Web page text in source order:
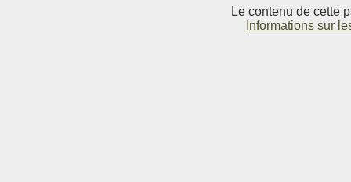
Le contenu de cette
Informations sur